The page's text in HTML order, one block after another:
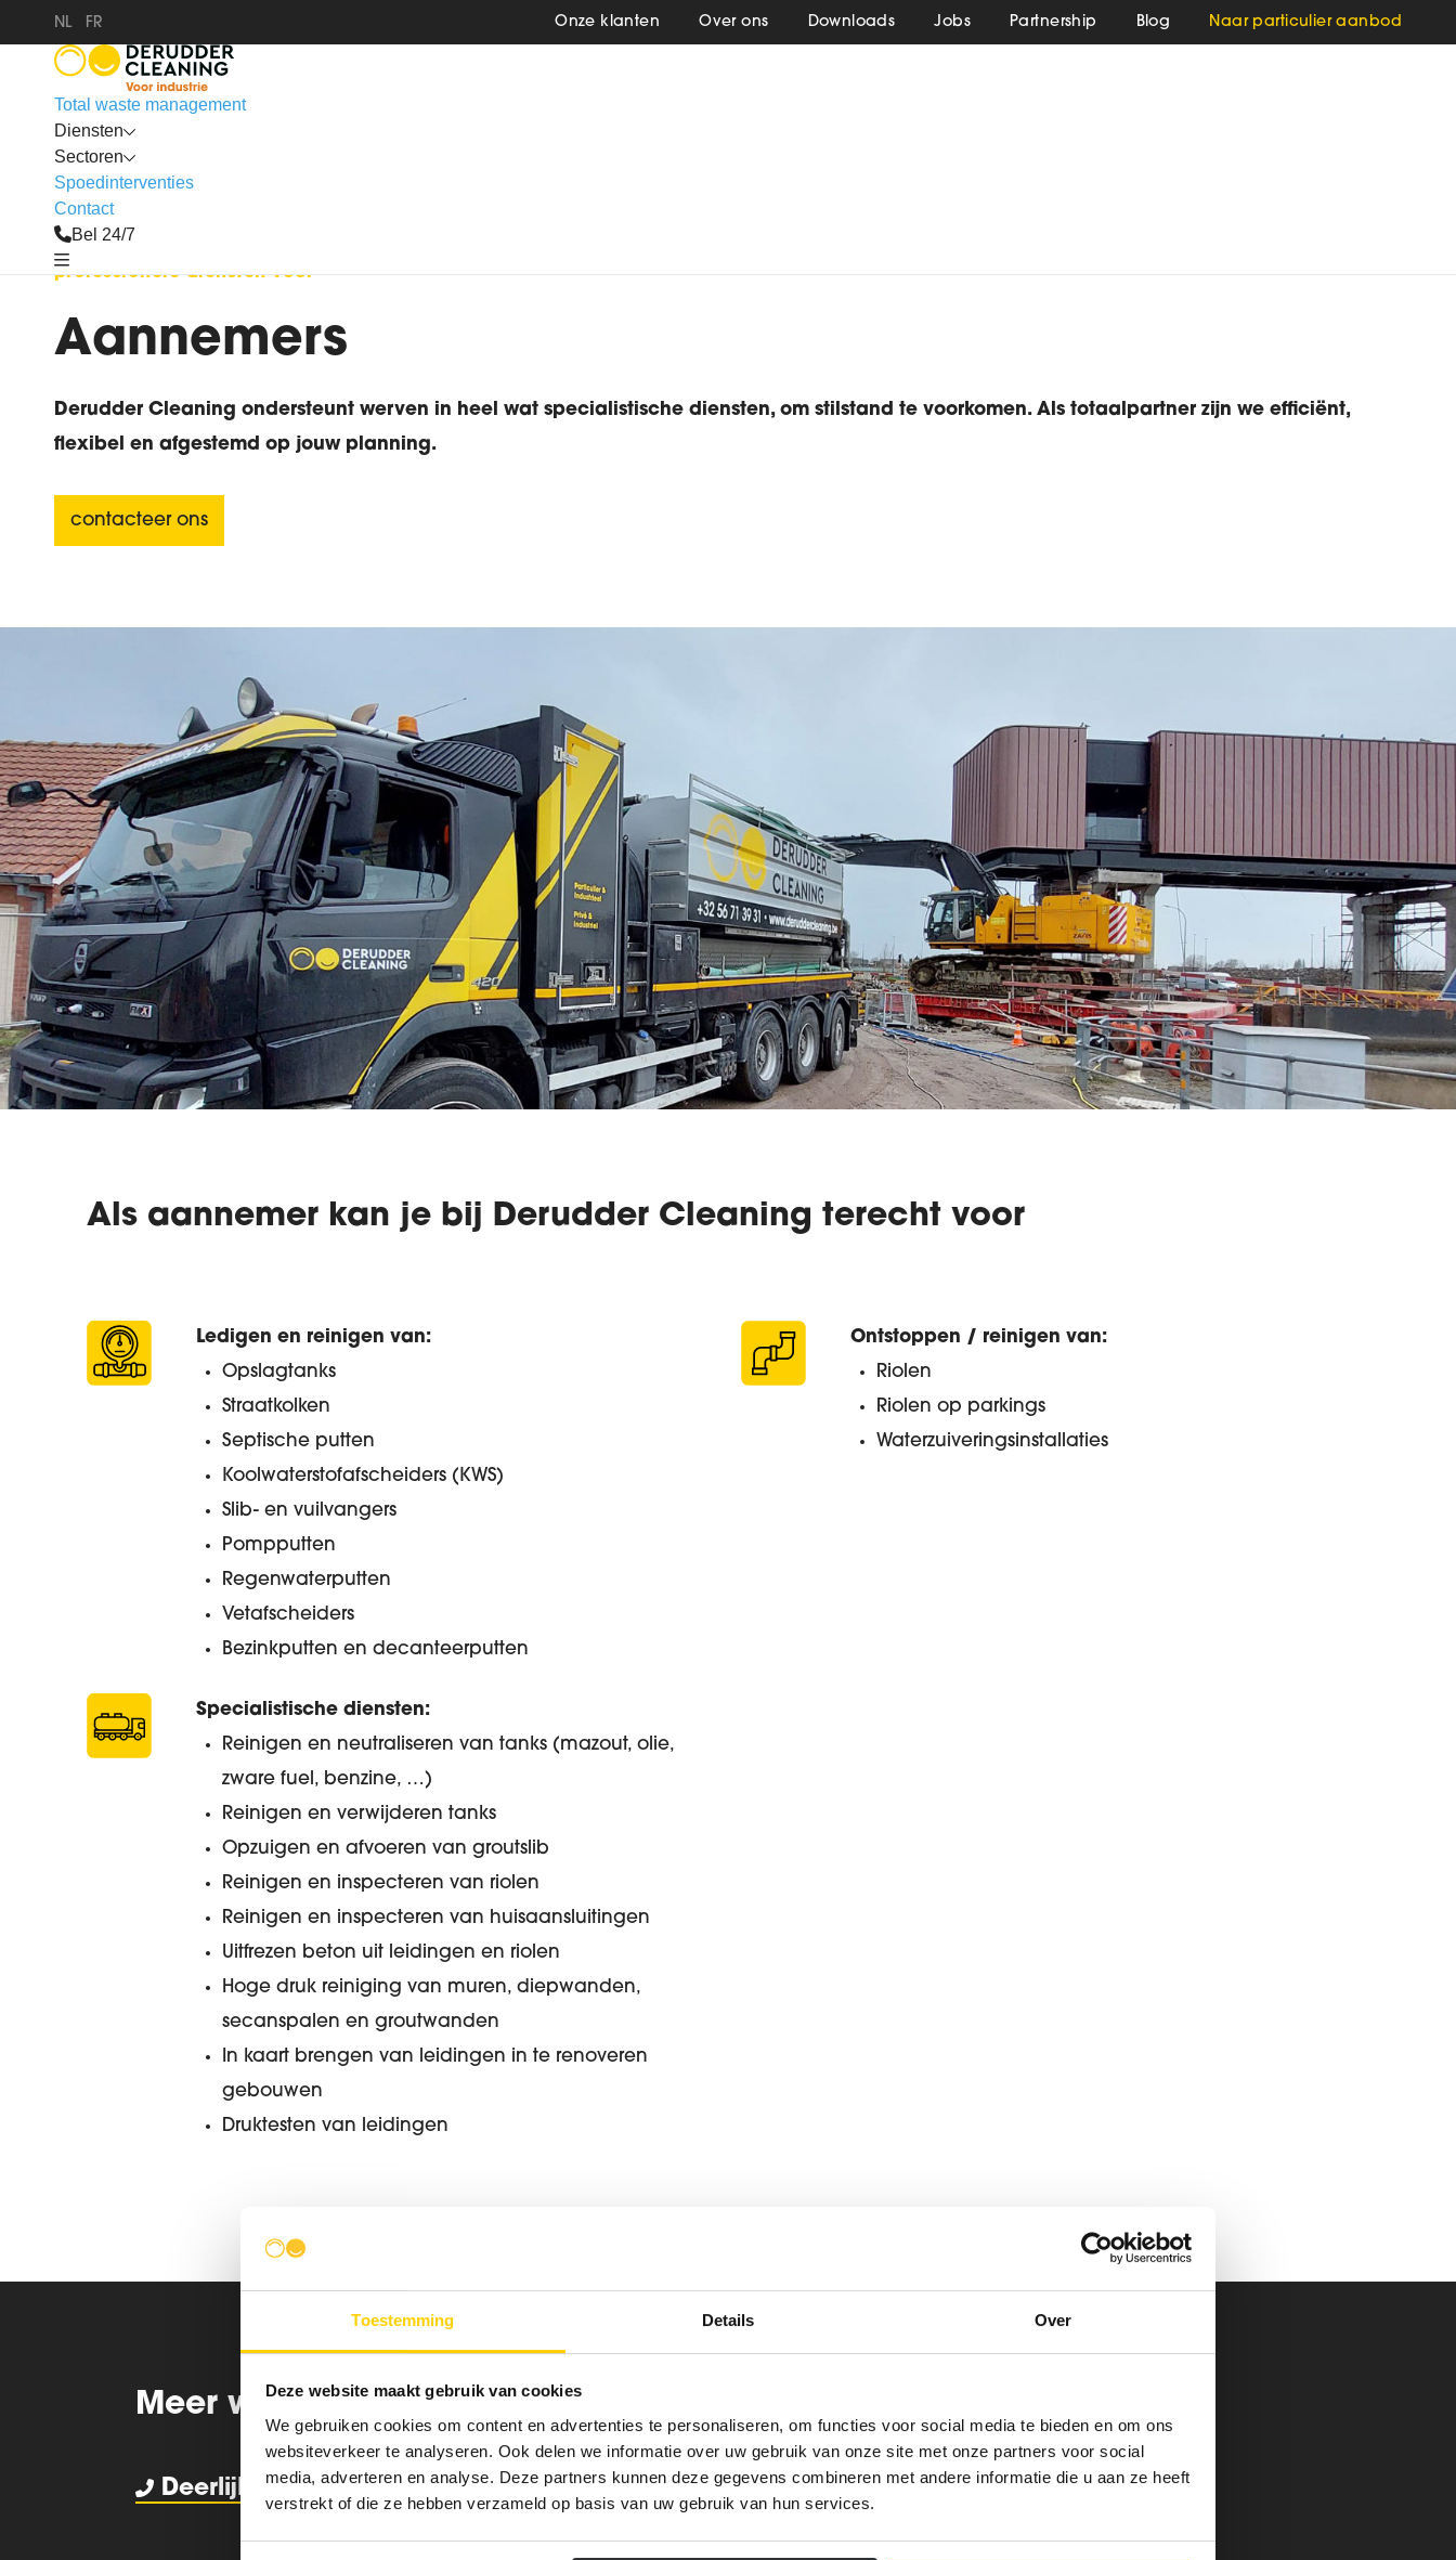
Toestemming Details Over
Deze website maakt gebruik van cookies
We gebruiken cookies om content en advertenties te personaliseren, om functies voor social media te bieden en om ons
websiteverkeer te analyseren. Ook delen we informatie over uw gebruik van onze site met onze partners voor social
media, adverteren en analyse. Deze partners kunnen deze gegevens combineren met andere informatie die u aan ze heeft
verstrekt of die ze hebben verzameld op basis van uw gebruik van hun services.
NL FR Onze klanten Over ons Downloads Jobs Partnership Blog Naar particulier aanbod
Total waste management
Diensten
Sectoren
Spoedinterventies
Contact
Bel 24/7
professionele diensten voor
Aannemers
Derudder Cleaning ondersteunt werven in heel wat specialistische diensten, om stilstand te voorkomen. Als totaalpartner zijn we efficiënt,
flexibel en afgestemd op jouw planning.
contacteer ons
Als aannemer kan je bij Derudder Cleaning terecht voor
Ledigen en reinigen van:
Opslagtanks
Straatkolken
Septische putten
Koolwaterstofafscheiders (KWS)
Slib- en vuilvangers
Pompputten
Regenwaterputten
Vetafscheiders
Bezinkputten en decanteerputten
Ontstoppen / reinigen van:
Riolen
Riolen op parkings
Waterzuiveringsinstallaties
Specialistische diensten:
Reinigen en neutraliseren van tanks (mazout, olie,
zware fuel, benzine, …)
Reinigen en verwijderen tanks
Opzuigen en afvoeren van groutslib
Reinigen en inspecteren van riolen
Reinigen en inspecteren van huisaansluitingen
Uitfrezen beton uit leidingen en riolen
Hoge druk reiniging van muren, diepwanden,
secanspalen en groutwanden
In kaart brengen van leidingen in te renoveren
gebouwen
Druktesten van leidingen​​​​​​
Meer weten? Bel ons of vraag informatie aan
Deerlijk 056 71 39 31 Ieper 057 42 20 73 contacteer ons